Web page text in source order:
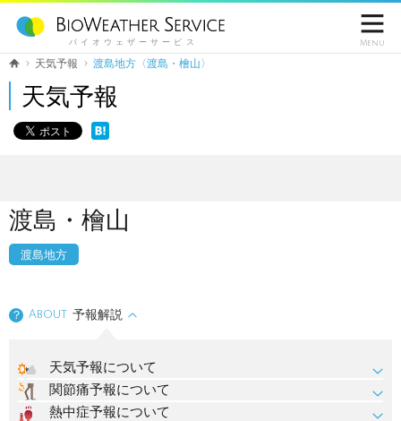
バイオウェザーサービス

Menu
天気予報 渡島地方〈渡島・檜山〉
天気予報
渡島・檜山
渡島地方
？ About 予報解説
天気予報について
関節痛予報について
熱中症予報について